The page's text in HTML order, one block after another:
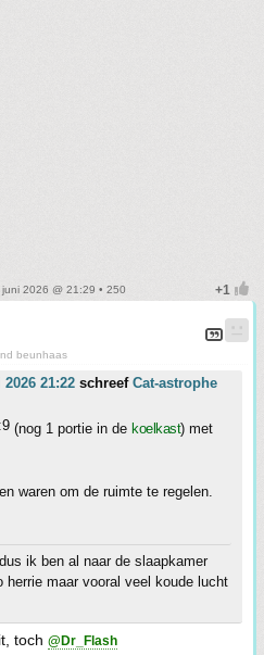
2026 @ 21:29 • 250
beunhaas
21:22 schreef Cat-astrophe
(nog 1 portie in de koelkast) met
waren om de ruimte te regelen.
ik ben al naar de slaapkamer
herrie maar vooral veel koude lucht
toch @Dr_Flash